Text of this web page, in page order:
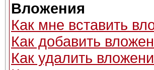
Вложения
Как мне вставить
Как добавить
Как удалить